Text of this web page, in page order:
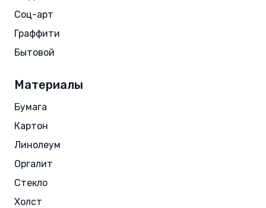
Соц-арт
Граффити
Бытовой
Материалы
Бумага
Картон
Линолеум
Оргалит
Стекло
Холст